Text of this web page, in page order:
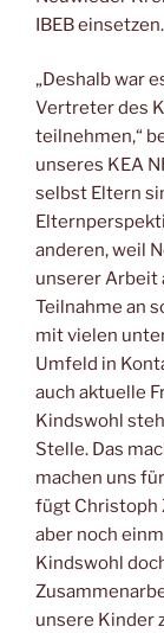
IBEB einsetzen.
„Deshalb war
Vertreter des
teilnehmen,“
unseres KEA
selbst Eltern
anderen, weil
unserer Arbeit
Teilnahme an
mit vielen
Umfeld in
auch aktuelle
Kindswohl
Stelle. Das
machen uns
fügt Christoph
aber noch
Kindswohl
unsere Kinder